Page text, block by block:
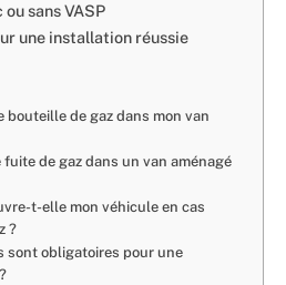
sans VASP
une installation réussie
bouteille de gaz dans mon van
fuite de gaz dans un van aménagé
t-elle mon véhicule en cas
?
sont obligatoires pour une